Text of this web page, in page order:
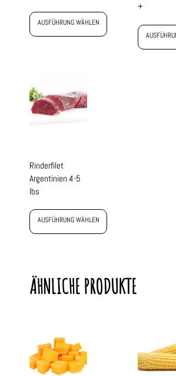
AUSFÜHRUNG WÄHLEN
+
Rinderfilet
Argentinien 4-5
lbs
AUSFÜHRUNG WÄHLEN
ÄHNLICHE PRODUKTE